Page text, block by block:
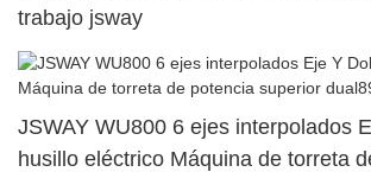
trabajo jsway
JSWAY WU800 6 ejes interpolados
husillo eléctrico Máquina de torreta